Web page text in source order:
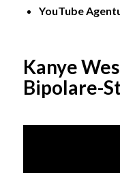
YouTube
Kanye
Bipolare-